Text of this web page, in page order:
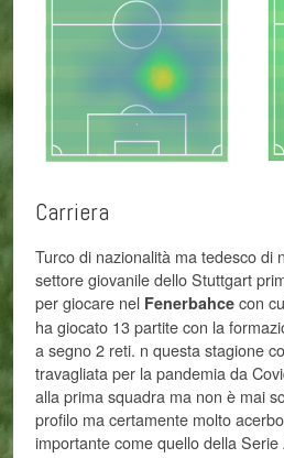
Carriera
Turco di nazionalità ma tedesco di
settore giovanile dello Stuttgart
per giocare nel Fenerbahcecon
ha giocato 13 partite con la
a segno 2 reti. n questa stagione
travagliata per la pandemia da
alla prima squadra ma non è mai
profilo ma certamente molto
importante come quello della Serie